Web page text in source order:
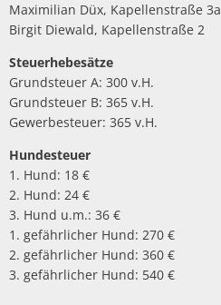
Maximilian Düx, Kapellenstraße 3a
Birgit Diewald, Kapellenstraße 2
Steuerhebesätze
Grundsteuer A: 300 v.H.
Grundsteuer B: 365 v.H.
Gewerbesteuer: 365 v.H.
Hundesteuer
1. Hund: 18 €
2. Hund: 24 €
3. Hund u.m.: 36 €
1. gefährlicher Hund: 270 €
2. gefährlicher Hund: 360 €
3. gefährlicher Hund: 540 €